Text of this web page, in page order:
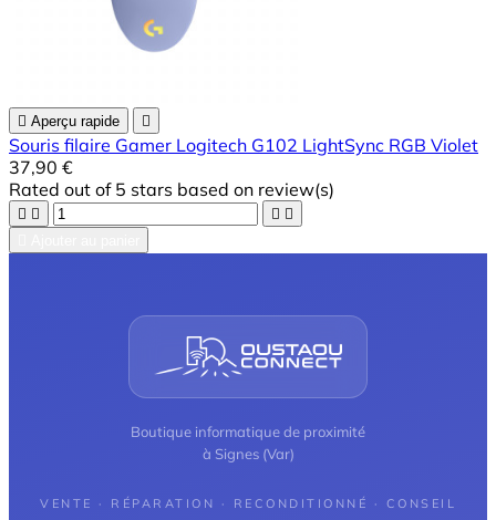
 Aperçu rapide 
Souris filaire Gamer Logitech G102 LightSync RGB Violet
37,90 €
Rated out of 5 stars based on review(s)
   
Boutique informatique de proximité
à Signes (Var)
VENTE · RÉPARATION · RECONDITIONNÉ · CONSEIL